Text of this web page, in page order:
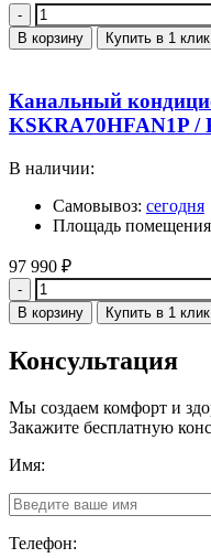
Количество
В корзину Купить в 1 клик
Канальный
KSKRA70HFAN1P /
В наличии:
Самовывоз: сегодня
Площадь
97 990 ₽
Количество
В корзину Купить в 1 клик
Консультация
Мы создаем комфорт и
Закажите бесплатную
Имя:
Телефон: